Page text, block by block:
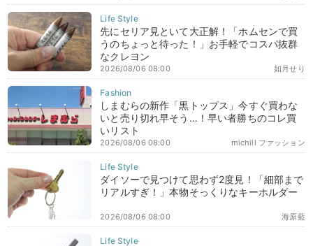
先にセリア見といて大正解！「ホムセンで買
うのちょっと待った！」お手軽でコスパ抜群
なクレヨン
如月せり
2026/08/06 08:00
しまむらの新作「黒トップス」今すぐ買わな
いと売り切れ早そう…！早い者勝ちのコレ買
いリスト
michill ファッション
2026/08/06 08:00
ダイソーで見つけて思わず2度見！「細部まで
リアルすぎ！」本物そっくりなキーホルダー
海原藍
2026/08/06 08:00